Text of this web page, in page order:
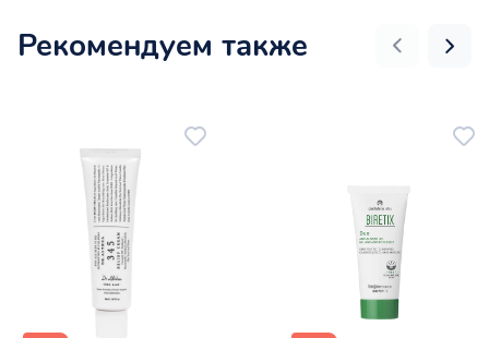
Рекомендуем также